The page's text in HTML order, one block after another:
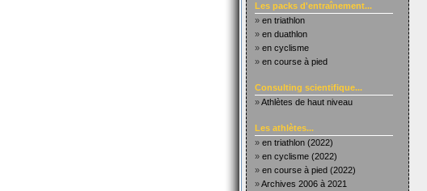
Les packs d'entraînement...
» en triathlon
» en duathlon
» en cyclisme
» en course à pied
Consulting scientifique...
»Athlètes de haut niveau
Les athlètes...
» en triathlon (2022)
» en cyclisme (2022)
» en course à pied (2022)
»Archives 2006 à 2021